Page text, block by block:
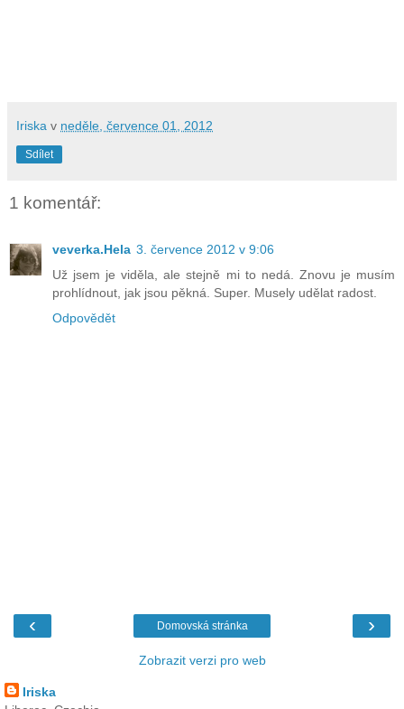
Iriska v neděle, července 01, 2012
Sdílet
1 komentář:
veverka.Hela 3. července 2012 v 9:06
Už jsem je viděla, ale stejně mi to nedá. Znovu je musím
prohlídnout, jak jsou pěkná. Super. Musely udělat radost.
Odpovědět
‹ ›
Domovská stránka
Zobrazit verzi pro web
Iriska